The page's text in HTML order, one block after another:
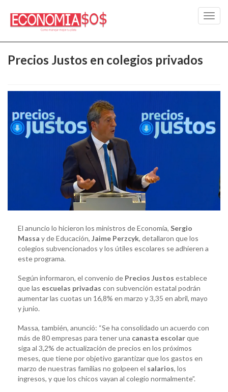
Precios Justos en colegios privados
El anuncio lo hicieron los ministros de Economía, Sergio
Massa y de Educación, Jaime Perzcyk, detallaron que los
colegios subvencionados y los útiles escolares se adhieren a
este programa.
Según informaron, el convenio de Precios Justos establece
que las escuelas privadas con subvención estatal podrán
aumentar las cuotas un 16,8% en marzo y 3,35 en abril, mayo
y junio.
Massa, también, anunció: “Se ha consolidado un acuerdo con
más de 80 empresas para tener una canasta escolarque
siga al 3,2% de actualización de precios en los próximos
meses, que tiene por objetivo garantizar que los gastos en
marzo de nuestras familias no golpeen el salarios, los
ingresos, y que los chicos vayan al colegio normalmente”.